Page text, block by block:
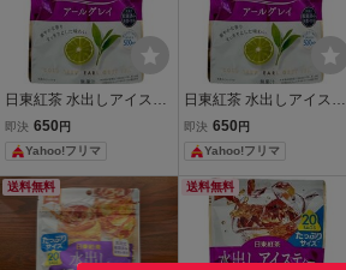
日東紅茶 水出しアイステ
ィー アールグレイ 20袋入
たっぷりサイズ
即決 650 円
Yahoo!フリマ
日東紅茶 水出しアイステ
ィー アールグレイ 20袋入
たっぷりサイズ
即決 650 円
Yahoo!フリマ
送料無料 送料無料